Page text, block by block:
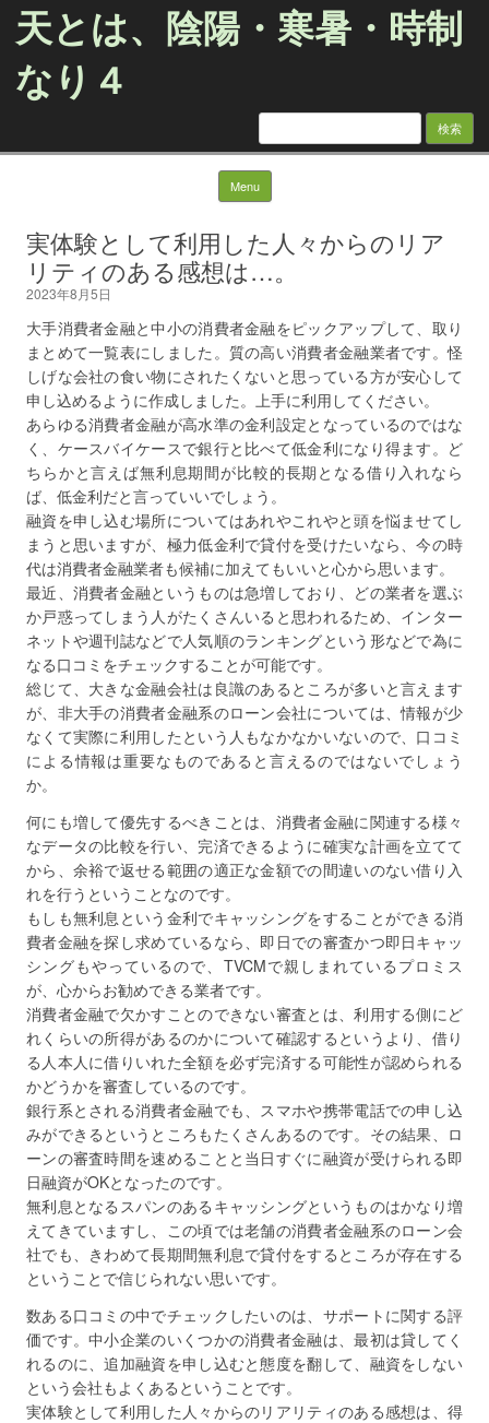
天とは、陰陽・寒暑・時制
なり４
検
Menu Skip to content
実体験として利用した人々からのリア
リティのある感想は…。
2023年8月5日
大手消費者金融と中小の消費者金融をピックアップして、取り
まとめて一覧表にしました。質の高い消費者金融業者です。怪
しげな会社の食い物にされたくないと思っている方が安心して
申し込めるように作成しました。上手に利用してください。
あらゆる消費者金融が高水準の金利設定となっているのではな
く、ケースバイケースで銀行と比べて低金利になり得ます。ど
ちらかと言えば無利息期間が比較的長期となる借り入れなら
ば、低金利だと言っていいでしょう。
融資を申し込む場所についてはあれやこれやと頭を悩ませてし
まうと思いますが、極力低金利で貸付を受けたいなら、今の時
代は消費者金融業者も候補に加えてもいいと心から思います。
最近、消費者金融というものは急増しており、どの業者を選ぶ
か戸惑ってしまう人がたくさんいると思われるため、インター
ネットや週刊誌などで人気順のランキングという形などで為に
なる口コミをチェックすることが可能です。
総じて、大きな金融会社は良識のあるところが多いと言えます
が、非大手の消費者金融系のローン会社については、情報が少
なくて実際に利用したという人もなかなかいないので、口コミ
による情報は重要なものであると言えるのではないでしょう
か。
何にも増して優先するべきことは、消費者金融に関連する様々
なデータの比較を行い、完済できるように確実な計画を立てて
から、余裕で返せる範囲の適正な金額での間違いのない借り入
れを行うということなのです。
もしも無利息という金利でキャッシングをすることができる消
費者金融を探し求めているなら、即日での審査かつ即日キャッ
シングもやっているので、TVCMで親しまれているプロミス
が、心からお勧めできる業者です。
消費者金融で欠かすことのできない審査とは、利用する側にど
れくらいの所得があるのかについて確認するというより、借り
る人本人に借りいれた全額を必ず完済する可能性が認められる
かどうかを審査しているのです。
銀行系とされる消費者金融でも、スマホや携帯電話での申し込
みができるというところもたくさんあるのです。その結果、ロ
ーンの審査時間を速めることと当日すぐに融資が受けられる即
日融資がOKとなったのです。
無利息となるスパンのあるキャッシングというものはかなり増
えてきていますし、この頃では老舗の消費者金融系のローン会
社でも、きわめて長期間無利息で貸付をするところが存在する
ということで信じられない思いです。
数ある口コミの中でチェックしたいのは、サポートに関する評
価です。中小企業のいくつかの消費者金融は、最初は貸してく
れるのに、追加融資を申し込むと態度を翻して、融資をしない
という会社もよくあるということです。
実体験として利用した人々からのリアリティのある感想は、得